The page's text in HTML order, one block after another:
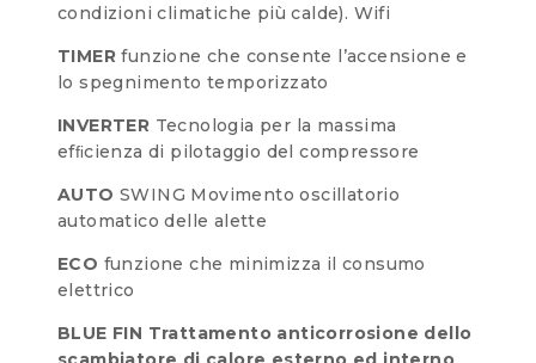
condizioni climatiche più calde). Wifi
TIMER funzione che consente l’accensione e
lo spegnimento temporizzato
INVERTER Tecnologia per la massima
efﬁcienza di pilotaggio del compressore
AUTO SWING Movimento oscillatorio
automatico delle alette
ECO funzione che minimizza il consumo
elettrico
BLUE FIN Trattamento anticorrosione dello